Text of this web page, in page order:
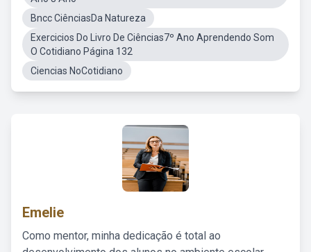
Bncc CiênciasDa Natureza
Exercicios Do Livro De Ciências7º Ano Aprendendo Som
O Cotidiano Página 132
Ciencias NoCotidiano
Emelie
Como mentor, minha dedicação é total ao